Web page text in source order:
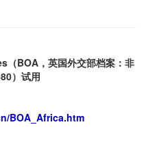
BOA，英国外交部档案：非
）试用
BOA_Africa.htm